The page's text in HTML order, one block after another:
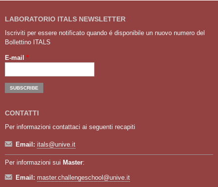
LABORATORIO ITALS NEWSLETTER
Iscriviti per essere notificato quando é disponibile un nuovo numero del
Bollettino ITALS
E-mail *
CONTATTI
Per informazioni contattaci ai seguenti recapiti
Email: itals@unive.it
Per informazioni sui Master:
Email: master.challengeschool@unive.it